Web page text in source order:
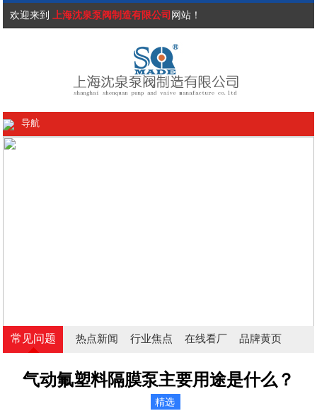
欢迎来到 上海沈泉泵阀制造有限公司 网站！
导航
常见问题 热点新闻 行业焦点 在线看厂 品牌黄页
气动氟塑料隔膜泵主要用途是什么？
精选